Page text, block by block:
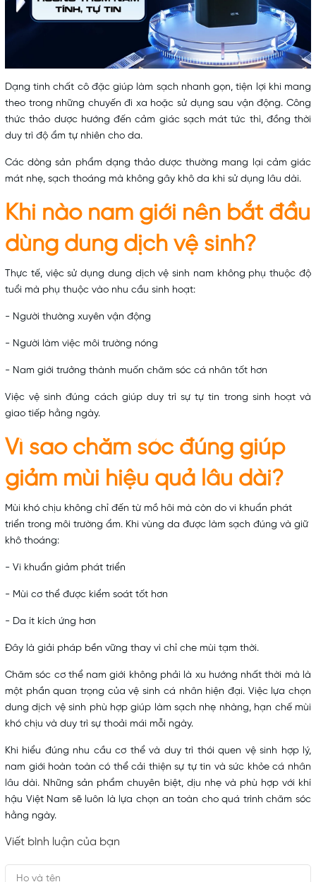
Dạng tinh chất cô đặc giúp làm sạch nhanh gọn, tiện lợi khi mang
theo trong những chuyến đi xa hoặc sử dụng sau vận động. Công
thức thảo dược hướng đến cảm giác sạch mát tức thì, đồng thời
duy trì độ ẩm tự nhiên cho da.
Các dòng sản phẩm dạng thảo dược thường mang lại cảm giác
mát nhẹ, sạch thoáng mà không gây khô da khi sử dụng lâu dài.
Khi nào nam giới nên bắt đầu
dùng dung dịch vệ sinh?
Thực tế, việc sử dụng dung dịch vệ sinh nam không phụ thuộc độ
tuổi mà phụ thuộc vào nhu cầu sinh hoạt:
- Người thường xuyên vận động
- Người làm việc môi trường nóng
- Nam giới trưởng thành muốn chăm sóc cá nhân tốt hơn
Việc vệ sinh đúng cách giúp duy trì sự tự tin trong sinh hoạt và
giao tiếp hằng ngày.
Vì sao chăm sóc đúng giúp
giảm mùi hiệu quả lâu dài?
Mùi khó chịu không chỉ đến từ mồ hôi mà còn do vi khuẩn phát
triển trong môi trường ẩm. Khi vùng da được làm sạch đúng và giữ
khô thoáng:
- Vi khuẩn giảm phát triển
- Mùi cơ thể được kiểm soát tốt hơn
- Da ít kích ứng hơn
Đây là giải pháp bền vững thay vì chỉ che mùi tạm thời.
Chăm sóc cơ thểnam giới không phải là xu hướng nhất thời mà là
một phần quan trọng của vệ sinh cá nhân hiện đại. Việc lựa chọn
dung dịch vệ sinh phù hợp giúp làm sạch nhẹ nhàng, hạn chế mùi
khó chịu và duy trì sự thoải mái mỗi ngày.
Khi hiểu đúng nhu cầu cơ thể và duy trì thói quen vệ sinh hợp lý,
nam giới hoàn toàn có thể cải thiện sự tự tin và sức khỏe cá nhân
lâu dài. Những sản phẩm chuyên biệt, dịu nhẹ và phù hợp với khí
hậu Việt Nam sẽ luôn là lựa chọn an toàn cho quá trình chăm sóc
hằng ngày.
Viết bình luận của bạn